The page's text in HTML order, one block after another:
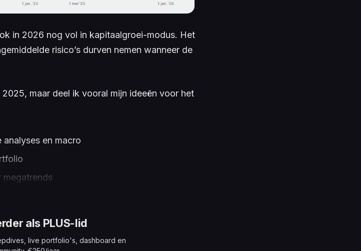
in 2026 nog vol in kapitaalgroei-modus. Het
risico’s durven nemen wanneer de
maar deel ik vooral mijn ideeën voor het
en macro
megatrends
als PLUS-lid
live portfolio's, dashboard en